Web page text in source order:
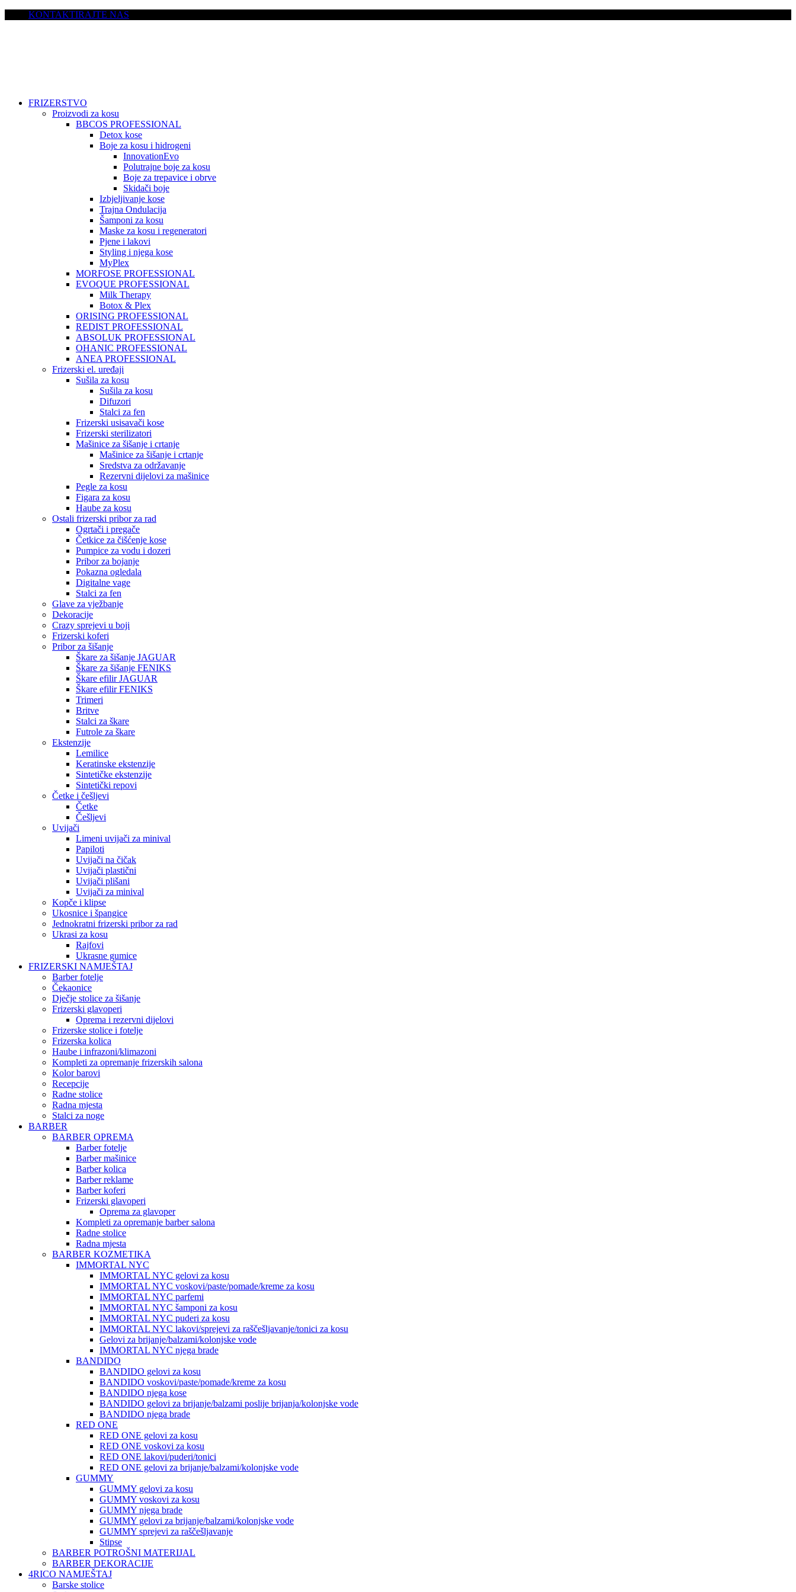
KONTAKTIRAJTE NAS
FRIZERSTVO
Proizvodi za kosu
BBCOS PROFESSIONAL
Detox kose
Boje za kosu i hidrogeni
InnovationEvo
Polutrajne boje za kosu
Boje za trepavice i obrve
Skidači boje
Izbjeljivanje kose
Trajna Ondulacija
Šamponi za kosu
Maske za kosu i regeneratori
Pjene i lakovi
Styling i njega kose
MyPlex
MORFOSE PROFESSIONAL
EVOQUE PROFESSIONAL
Milk Therapy
Botox & Plex
ORISING PROFESSIONAL
REDIST PROFESSIONAL
ABSOLUK PROFESSIONAL
OHANIC PROFESSIONAL
ANEA PROFESSIONAL
Frizerski el. uređaji
Sušila za kosu
Sušila za kosu
Difuzori
Stalci za fen
Frizerski usisavači kose
Frizerski sterilizatori
Mašinice za šišanje i crtanje
Mašinice za šišanje i crtanje
Sredstva za održavanje
Rezervni dijelovi za mašinice
Pegle za kosu
Figara za kosu
Haube za kosu
Ostali frizerski pribor za rad
Ogrtači i pregače
Četkice za čišćenje kose
Pumpice za vodu i dozeri
Pribor za bojanje
Pokazna ogledala
Digitalne vage
Stalci za fen
Glave za vježbanje
Dekoracije
Crazy sprejevi u boji
Frizerski koferi
Pribor za šišanje
Škare za šišanje JAGUAR
Škare za šišanje FENIKS
Škare efilir JAGUAR
Škare efilir FENIKS
Trimeri
Britve
Stalci za škare
Futrole za škare
Ekstenzije
Lemilice
Keratinske ekstenzije
Sintetičke ekstenzije
Sintetički repovi
Četke i češljevi
Četke
Češljevi
Uvijači
Limeni uvijači za minival
Papiloti
Uvijači na čičak
Uvijači plastični
Uvijači plišani
Uvijači za minival
Kopče i klipse
Ukosnice i špangice
Jednokratni frizerski pribor za rad
Ukrasi za kosu
Rajfovi
Ukrasne gumice
FRIZERSKI NAMJEŠTAJ
Barber fotelje
Čekaonice
Dječje stolice za šišanje
Frizerski glavoperi
Oprema i rezervni dijelovi
Frizerske stolice i fotelje
Frizerska kolica
Haube i infrazoni/klimazoni
Kompleti za opremanje frizerskih salona
Kolor barovi
Recepcije
Radne stolice
Radna mjesta
Stalci za noge
BARBER
BARBER OPREMA
Barber fotelje
Barber mašinice
Barber kolica
Barber reklame
Barber koferi
Frizerski glavoperi
Oprema za glavoper
Kompleti za opremanje barber salona
Radne stolice
Radna mjesta
BARBER KOZMETIKA
IMMORTAL NYC
IMMORTAL NYC gelovi za kosu
IMMORTAL NYC voskovi/paste/pomade/kreme za kosu
IMMORTAL NYC parfemi
IMMORTAL NYC šamponi za kosu
IMMORTAL NYC puderi za kosu
IMMORTAL NYC lakovi/sprejevi za raščešljavanje/tonici za kosu
Gelovi za brijanje/balzami/kolonjske vode
IMMORTAL NYC njega brade
BANDIDO
BANDIDO gelovi za kosu
BANDIDO voskovi/paste/pomade/kreme za kosu
BANDIDO njega kose
BANDIDO gelovi za brijanje/balzami poslije brijanja/kolonjske vode
BANDIDO njega brade
RED ONE
RED ONE gelovi za kosu
RED ONE voskovi za kosu
RED ONE lakovi/puderi/tonici
RED ONE gelovi za brijanje/balzami/kolonjske vode
GUMMY
GUMMY gelovi za kosu
GUMMY voskovi za kosu
GUMMY njega brade
GUMMY gelovi za brijanje/balzami/kolonjske vode
GUMMY sprejevi za raščešljavanje
Stipse
BARBER POTROŠNI MATERIJAL
BARBER DEKORACIJE
4RICO NAMJEŠTAJ
Barske stolice